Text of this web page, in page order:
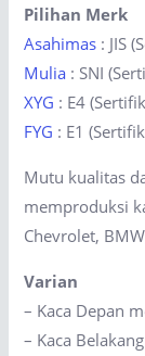
Pilihan Merk
Asahimas : JIS
Mulia : SNI
XYG : E4
FYG : E1
Mutu kualitas
memproduksi
Chevrolet,
Varian
– Kaca Depan
– Kaca